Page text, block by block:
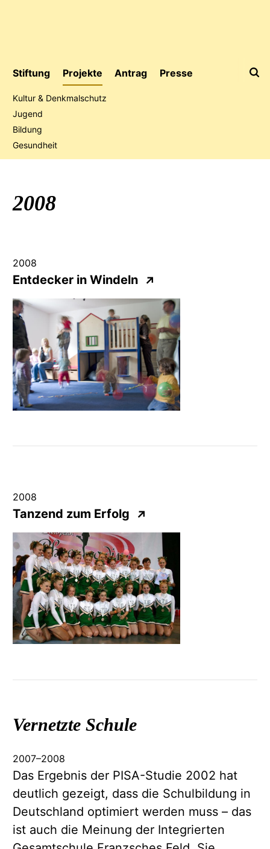
Stiftung
Jubiläumsaktion
Projekte
Kultur & Denkmalschutz
Jugend
Bildung
Gesundheit
Antrag Presse
2008
Entdecker in Windeln ↗
2008
Tanzend zum Erfolg ↗
2008
Vernetzte Schule
2007–2008
Das Ergebnis der PISA-Studie 2002 hat
deutlich gezeigt, dass die Schulbildung in
Deutschland optimiert werden muss – das
ist auch die Meinung der Integrierten